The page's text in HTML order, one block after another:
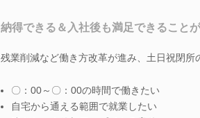
納得できる＆入社後も満足できること
残業削減など働き方改革が進み、土日祝閉所
〇：00～〇：00の時間で働きたい
自宅から通える範囲で就業したい